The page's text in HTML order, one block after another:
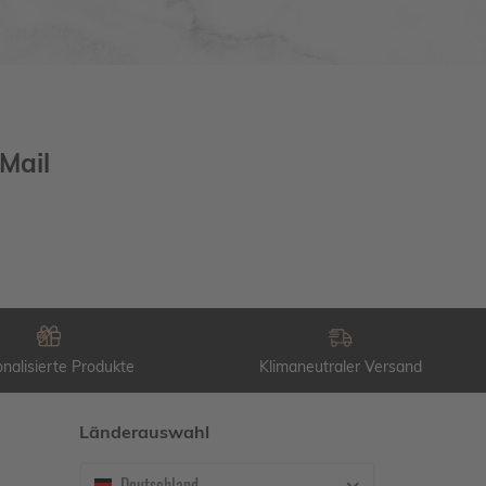
Produkte Klimaneutraler Versand
Länderauswahl